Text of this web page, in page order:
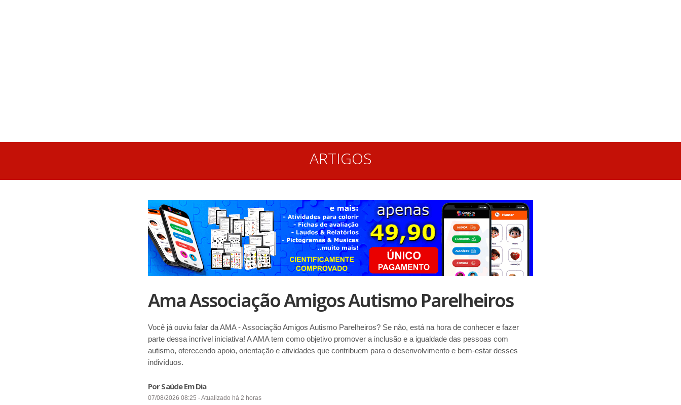
ARTIGOS
Ama Associação Amigos Autismo Parelheiros
Você já ouviu falar da AMA - Associação Amigos Autismo Parelheiros? Se não, está na hora de conhecer e fazer
parte dessa incrível iniciativa! A AMA tem como objetivo promover a inclusão e a igualdade das pessoas com
autismo, oferecendo apoio, orientação e atividades que contribuem para o desenvolvimento e bem-estar desses
indivíduos.
Por Saúde Em Dia
07/08/2026 08:25 - Atualizado há 2 horas